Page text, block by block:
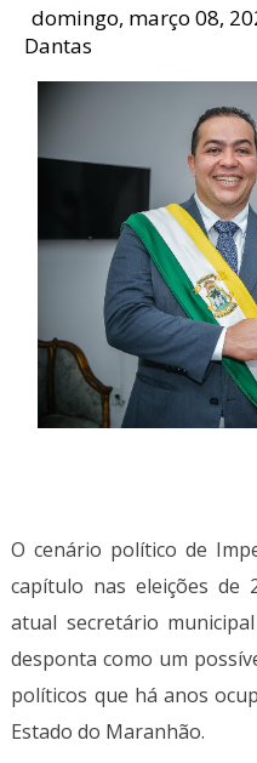
domingo, março 08,
Dantas
O cenário político de
capítulo nas eleições de
atual secretário
desponta como um
políticos que há anos
Estado do Maranhão.